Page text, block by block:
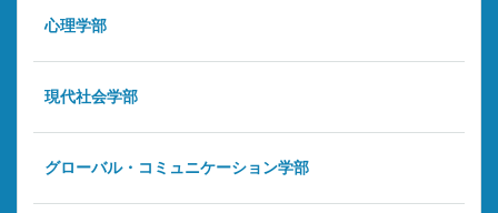
心理学部
現代社会学部
グローバル・コミュニケーション学部